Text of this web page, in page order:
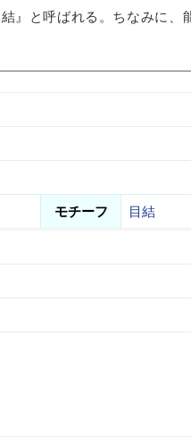
』と呼ばれる。ちなみに、
モチーフ
目結